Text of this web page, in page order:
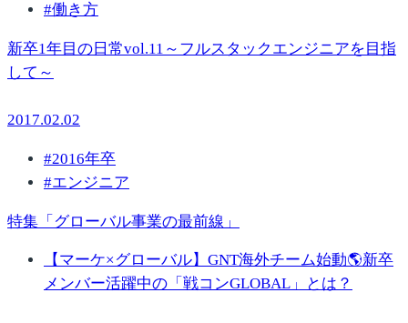
#働き方
新卒1年目の日常vol.11～フルスタックエンジニアを目指
して～
2017.02.02
#2016年卒
#エンジニア
特集「グローバル事業の最前線」
【マーケ×グローバル】GNT海外チーム始動🌎新卒
メンバー活躍中の「戦コンGLOBAL」とは？